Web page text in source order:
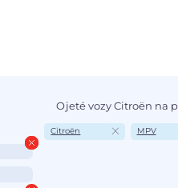
Ojeté vozy Citroën na
Citroën MPV